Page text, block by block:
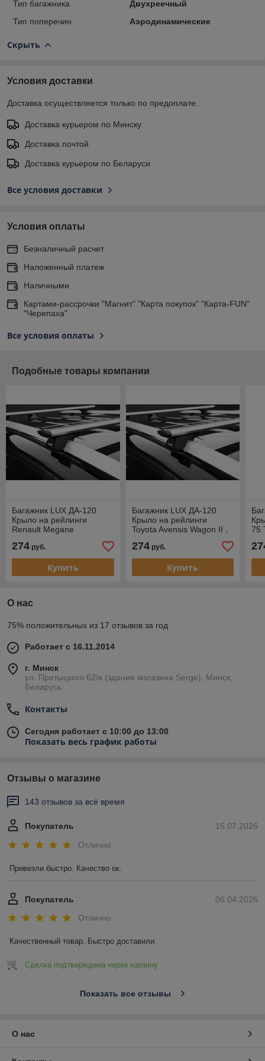
Тип багажника
Двухреечный
Тип поперечин
Аэродинамические
Скрыть
Условия доставки
Доставка осуществляется только по предоплате.
Доставка курьером по Минску
Доставка почтой
Доставка курьером по Беларуси
Все условия доставки
Условия оплаты
Безналичный расчет
Наложенный платеж
Наличными
Картами-рассрочки "Магнит" "Карта покупок" "Карта-FUN"
"Черепаха"
Все условия оплаты
Подобные товары компании
Багажник LUX ДА-120
Крыло на рейлинги
Renault Megane
Grandtour II, универсал,
2003-2008
274 руб.
Купить
Багажник LUX ДА-120
Крыло на рейлинги
Toyota Avensis Wagon II ,
274руб.
Купить
75
О нас
75% положительных из 17 отзывов за год
Работает с 16.11.2014
г. Минск
ул. Притыцкого 62/в (здание магазина Serge), Минск,
Беларусь
Контакты
Сегодня работает с 10:00 до 13:00
Показать весь график работы
Отзывы о магазине
143 отзывов за всё время
15.07.2026
Покупатель
Отлично
Привезли быстро. Качество ок.
06.04.2026
Покупатель
Отлично
Качественный товар. Быстро доставили.
Сделка подтверждена через корзину
Показать все отзывы
О нас